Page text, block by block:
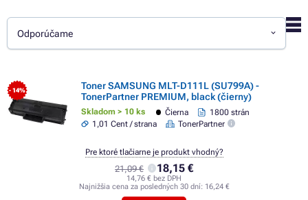
Odporúčame
- 14%
Toner SAMSUNG MLT-D111L (SU799A) -
TonerPartner PREMIUM, black (čierny)
Skladom > 10 ks Čierna
1800 strán
1,01 Cent / strana
TonerPartner
21,09 € 18,15 €
14,76 € bez DPH
Najnižšia cena za posledných 30 dní: 16,24 €
Pre ktoré tlačiarne je produkt vhodný?